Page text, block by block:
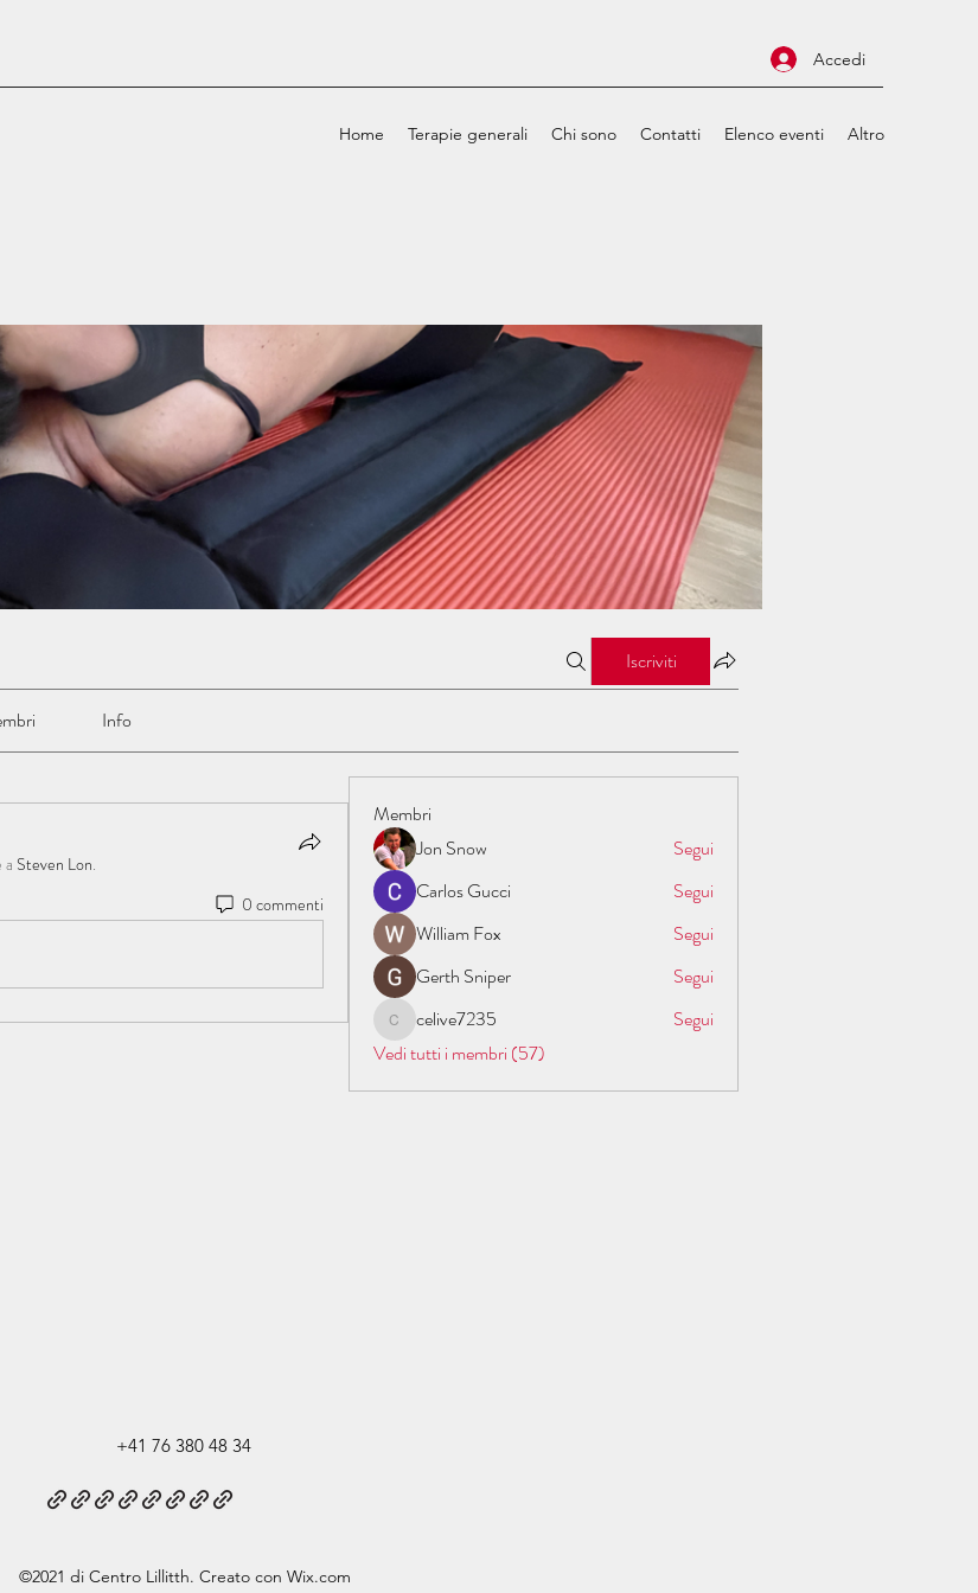
Accedi
Home Terapie generali Chi sono Contatti Elenco eventi Altro
Iscriviti
Info
a Steven Lon.
0 commenti
Membri
Jon Snow
Segui
Carlos Gucci
Segui
William Fox
Segui
Gerth Sniper
Segui
celive7235
celive7235
Segui
Vedi tutti i membri (57)
+41 76 380 48 34
©2021 di Centro Lillitth. Creato con Wix.com